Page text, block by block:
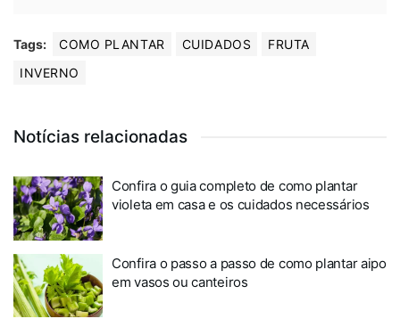
Tags: COMO PLANTAR CUIDADOS
FRUTA
INVERNO
Notícias relacionadas
Confira o guia completo de como plantar
violeta em casa e os cuidados necessários
Confira o passo a passo de como plantar aipo
em vasos ou canteiros